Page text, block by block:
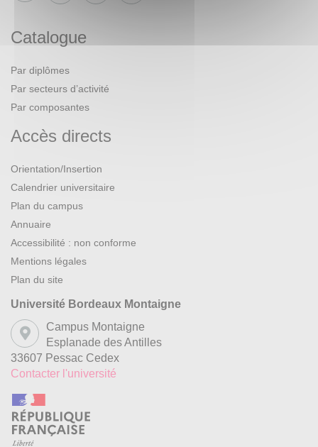
Catalogue
Par diplômes
Par secteurs d’activité
Par composantes
Accès directs
Orientation/Insertion
Calendrier universitaire
Plan du campus
Annuaire
Accessibilité : non conforme
Mentions légales
Plan du site
Université Bordeaux Montaigne
Campus Montaigne
Esplanade des Antilles
33607 Pessac Cedex
Contacter l'université